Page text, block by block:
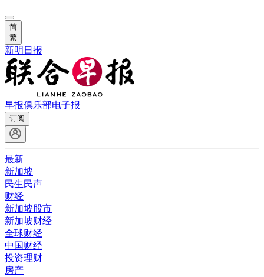
简
繁
新明日报
早报俱乐部电子报
订阅
最新
新加坡
民生民声
财经
新加坡股市
新加坡财经
全球财经
中国财经
投资理财
房产